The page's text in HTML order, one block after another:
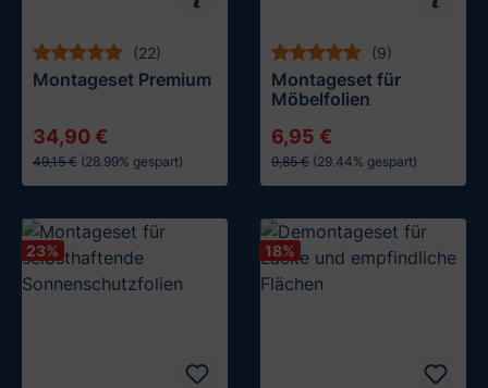
(22)
Montageset Premium
34,90 €
49,15 € (28.99% gespart)
(9)
Montageset für
Möbelfolien
6,95 €
9,85 € (29.44% gespart)
23% 18%